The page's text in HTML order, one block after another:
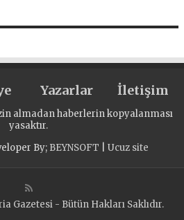
Yazarlar İletişim
almadan haberlerin kopyalanması
yasaktır.
By; BEYNSOFT Ucuz site
Gazetesi - Bütün Hakları Saklıdır.